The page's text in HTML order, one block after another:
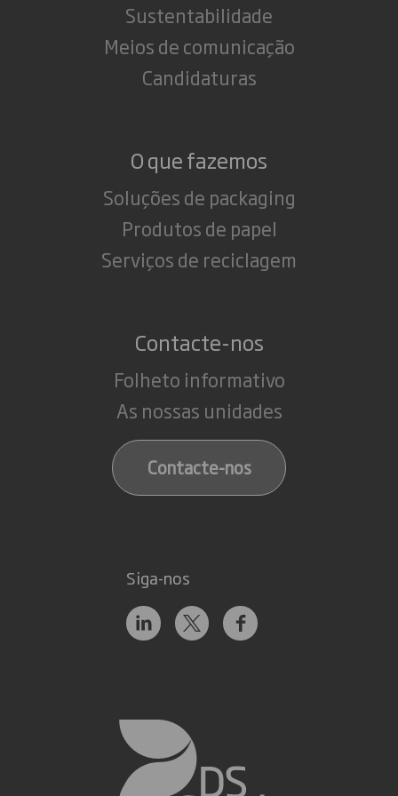
Sustentabilidade
Meios de comunicação
Candidaturas
O que fazemos
Soluções de packaging
Produtos de papel
Serviços de reciclagem
Contacte-nos
Folheto informativo
As nossas unidades
Contacte-nos
Siga-nos